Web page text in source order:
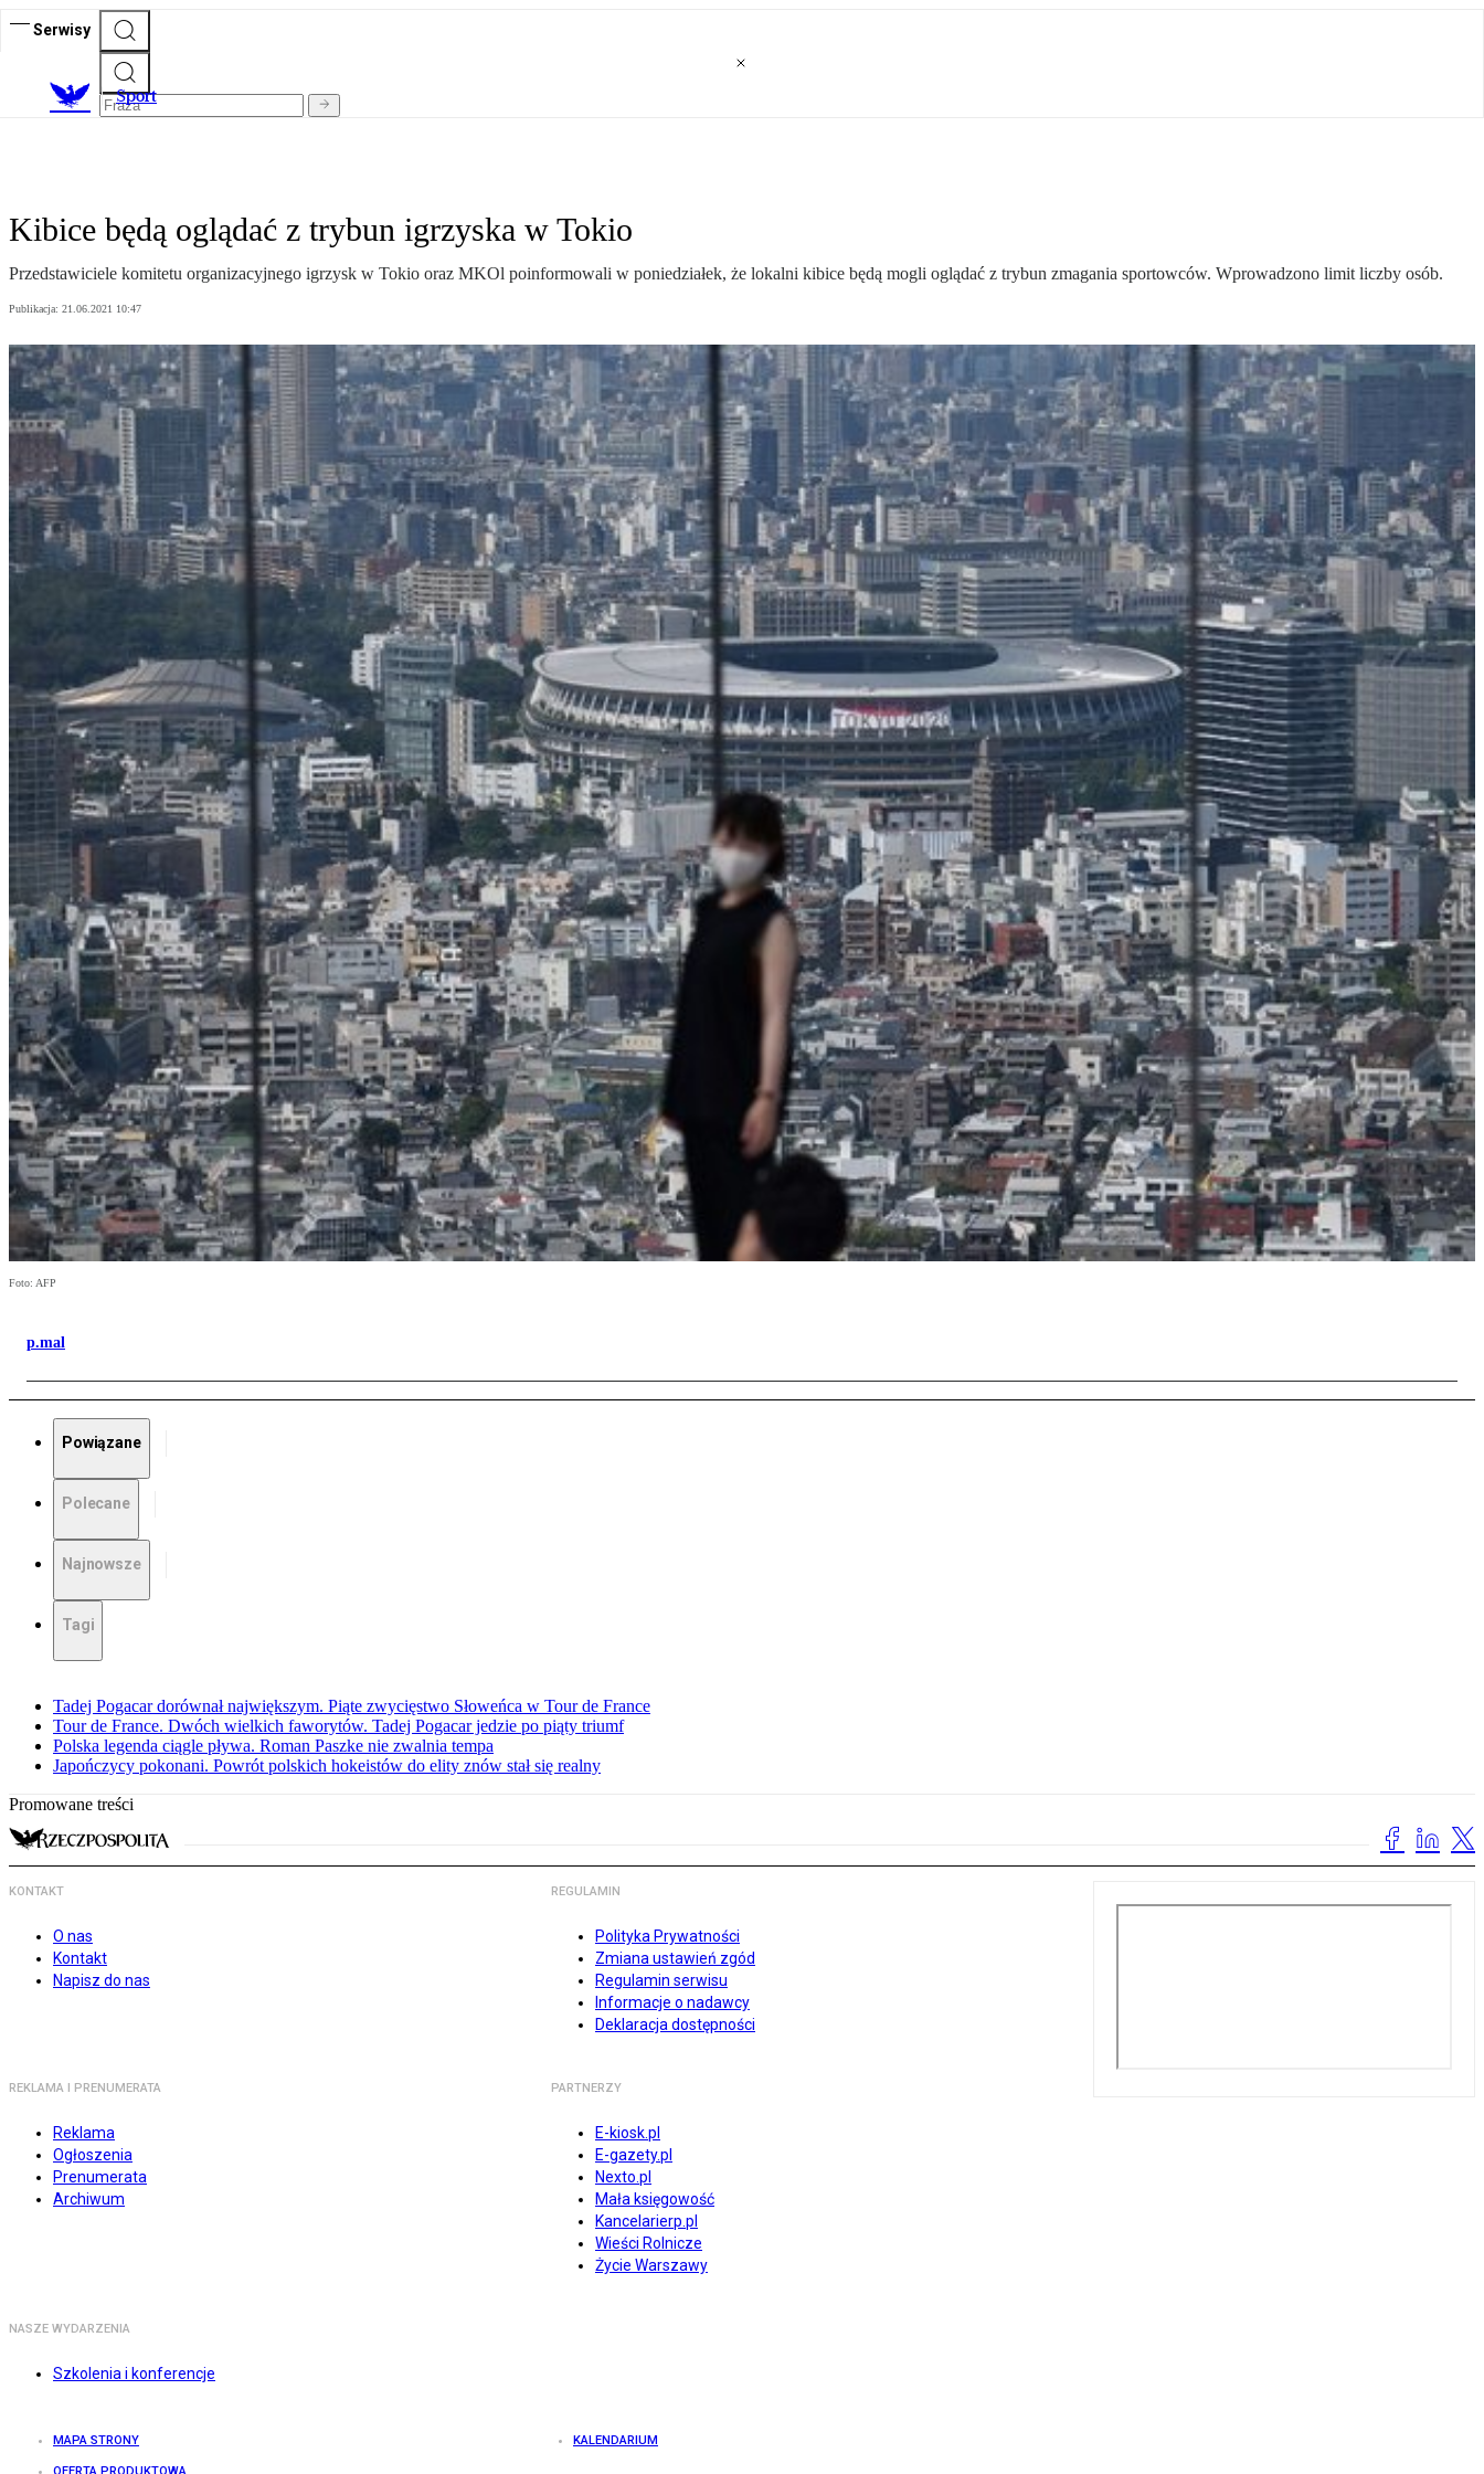
Serwisy
Sport
Kibice będą oglądać z trybun igrzyska w Tokio
Przedstawiciele komitetu organizacyjnego igrzysk w Tokio oraz MKOl poinformowali w poniedziałek, że lokalni kibice będą mogli oglądać z trybun zmagania sportowców. Wprowadzono limit liczby osób.
Publikacja: 21.06.2021 10:47
Foto: AFP
p.mal
Powiązane
Polecane
Najnowsze
Tagi
Tadej Pogacar dorównał największym. Piąte zwycięstwo Słoweńca w Tour de France
Tour de France. Dwóch wielkich faworytów. Tadej Pogacar jedzie po piąty triumf
Polska legenda ciągle pływa. Roman Paszke nie zwalnia tempa
Japończycy pokonani. Powrót polskich hokeistów do elity znów stał się realny
Promowane treści
KONTAKT
O nas
Kontakt
Napisz do nas
REGULAMIN
Polityka Prywatności
Zmiana ustawień zgód
Regulamin serwisu
Informacje o nadawcy
Deklaracja dostępności
REKLAMA I PRENUMERATA
Reklama
Ogłoszenia
Prenumerata
Archiwum
PARTNERZY
E-kiosk.pl
E-gazety.pl
Nexto.pl
Mała księgowość
Kancelarierp.pl
Wieści Rolnicze
Życie Warszawy
NASZE WYDARZENIA
Szkolenia i konferencje
MAPA STRONY KALENDARIUM